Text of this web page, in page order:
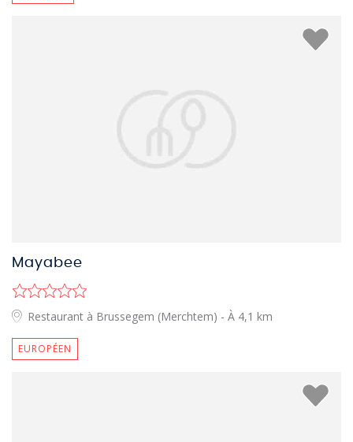
Mayabee
Restaurant à Brussegem (Merchtem) - À 4,1 km
EUROPÉEN